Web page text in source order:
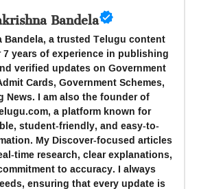
Bandela
Bandela, a trusted Telugu content
years of experience in publishing
verified updates on Government
Cards, Government Schemes,
News. I am also the founder of
a platform known for
student-friendly, and easy-to-
My Discover-focused articles
time research, clear explanations,
to accuracy. I always
ensuring that every update is